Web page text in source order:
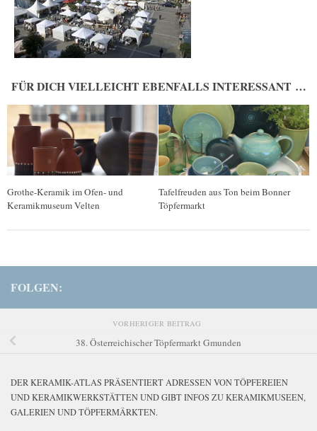
FÜR DICH VIELLEICHT EBENFALLS INTERESSANT …
Grothe-Keramik im Ofen- und
Keramikmuseum Velten
Tafelfreuden aus Ton beim Bonner
Töpfermarkt
FOLGEN:
VORHERIGER BEITRAG
38. Österreichischer Töpfermarkt Gmunden
DER KERAMIK-ATLAS PRÄSENTIERT ADRESSEN VON TÖPFEREIEN
UND KERAMIKWERKSTÄTTEN UND GIBT INFOS ZU KERAMIKMUSEEN,
GALERIEN UND TÖPFERMÄRKTEN.